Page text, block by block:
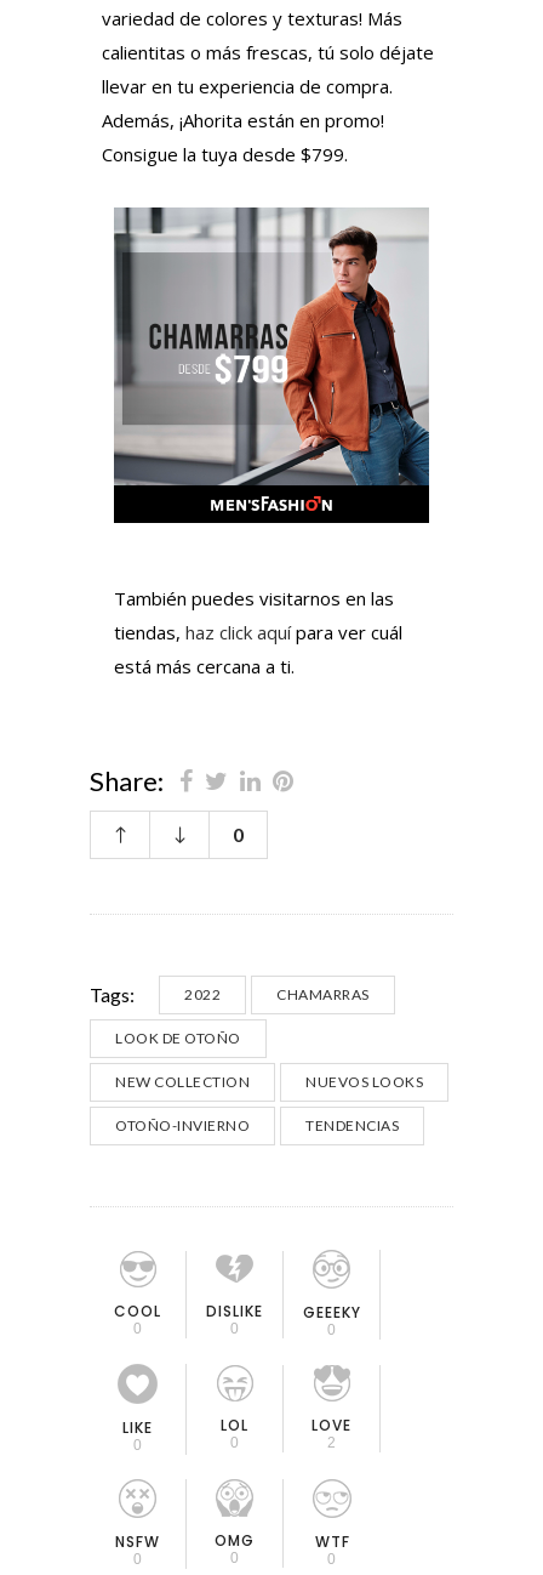
variedad de colores y texturas! Más
calientitas o más frescas, tú solo déjate
llevar en tu experiencia de compra.
Además, ¡Ahorita están en promo!
Consigue la tuya desde $799.
También puedes visitarnos en las
tiendas, haz click aquípara ver cuál
está más cercana a ti.
Share:
0
Tags: 2022 CHAMARRAS
LOOK DE OTOÑO
NEW COLLECTION NUEVOS LOOKS
OTOÑO-INVIERNO TENDENCIAS
COOL
0
DISLIKE
0
GEEEKY
0
LIKE
0
LOL
0
LOVE
2
NSFW
0
OMG
0
WTF
0